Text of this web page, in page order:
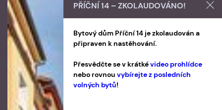
PŘÍČNÍ 14 – ZKOLAUDOVÁNO!
Bytový dům Příční 14 je zkolaudován a
připraven k nastěhování.
Přesvědčte se v krátkévideo prohlídce
nebo rovnou vybírejte z posledních
volných bytů!